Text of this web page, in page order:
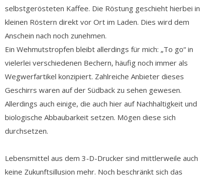
selbstgerösteten Kaffee. Die Röstung geschieht hierbei in
kleinen Röstern direkt vor Ort im Laden. Dies wird dem
Anschein nach noch zunehmen.
Ein Wehmutstropfen bleibt allerdings für mich: „To go“ in
vielerlei verschiedenen Bechern, häufig noch immer als
Wegwerfartikel konzipiert. Zahlreiche Anbieter dieses
Geschirrs waren auf der Südback zu sehen gewesen.
Allerdings auch einige, die auch hier auf Nachhaltigkeit und
biologische Abbaubarkeit setzen. Mögen diese sich
durchsetzen.
Lebensmittel aus dem 3-D-Drucker sind mittlerweile auch
keine Zukunftsillusion mehr. Noch beschränkt sich das